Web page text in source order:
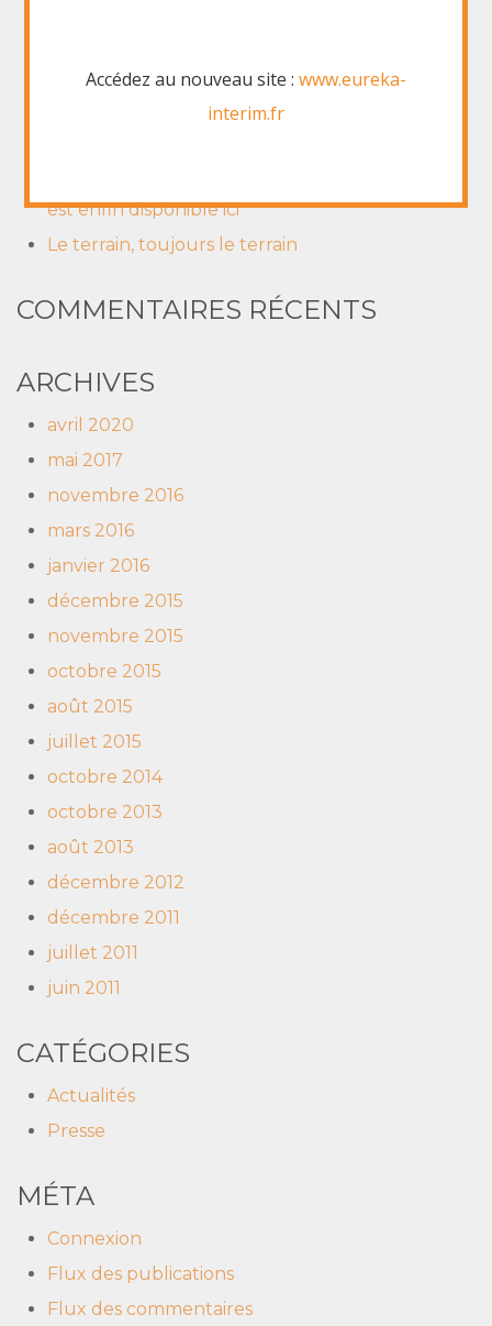
Un nouveau reportage sur le Groupe La
Varappe. Oui l’entreprendre doublement à du
est enfin disponible ici
Le terrain, toujours le terrain
COMMENTAIRES RÉCENTS
ARCHIVES
avril 2020
mai 2017
novembre 2016
mars 2016
janvier 2016
décembre 2015
novembre 2015
octobre 2015
août 2015
juillet 2015
octobre 2014
octobre 2013
août 2013
décembre 2012
décembre 2011
juillet 2011
juin 2011
CATÉGORIES
Actualités
Presse
MÉTA
Connexion
Flux des publications
Flux des commentaires
Accédez au nouveau site : www.eureka-
interim.fr